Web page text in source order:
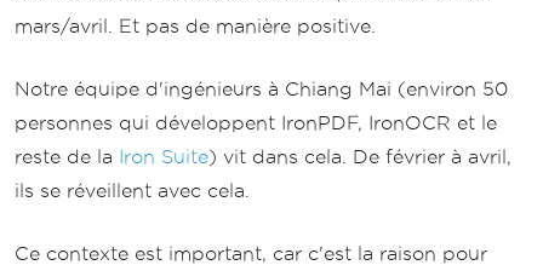
mars/avril. Et pas de manière positive.
Notre équipe d'ingénieurs à Chiang Mai (environ 50
personnes qui développent IronPDF, IronOCR et le
reste de la Iron Suite) vit dans cela. De février à avril,
ils se réveillent avec cela.
Ce contexte est important, car c'est la raison pour